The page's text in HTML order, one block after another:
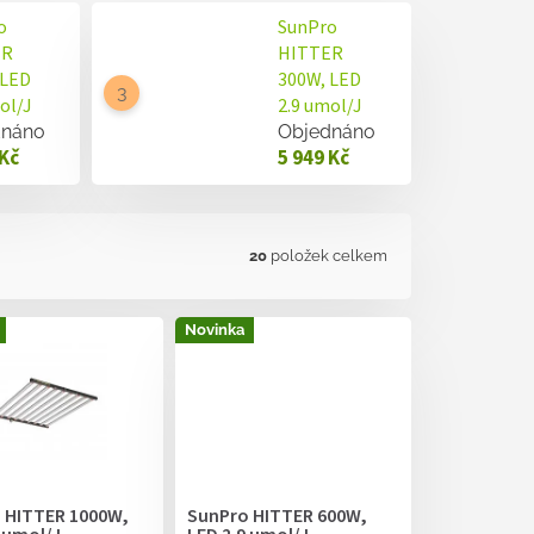
J
SunPro
HITTER
300W, LED
2.9 umol/J
Objednáno
5 949 Kč
20 položek celkem
1000W,
Novinka
SunPro HITTER 600W,